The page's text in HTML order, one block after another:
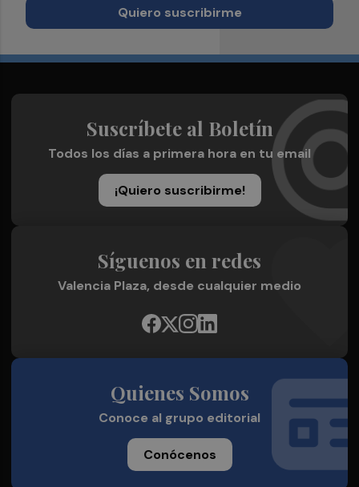
Quiero suscribirme
Suscríbete al Boletín
Todos los días a primera hora en tu email
¡Quiero suscribirme!
Síguenos en redes
Valencia Plaza, desde cualquier medio
Quienes Somos
Conoce al grupo editorial
Conócenos